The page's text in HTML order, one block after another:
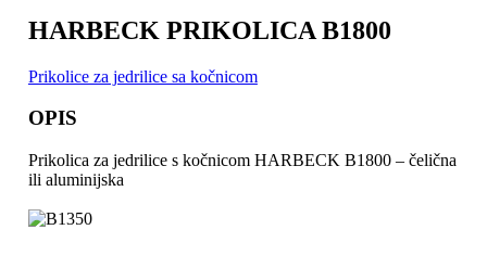
HARBECK PRIKOLICA B1800
Prikolice za jedrilice sa kočnicom
OPIS
Prikolica za jedrilice s kočnicom HARBECK B1800 – čelična
ili aluminijska